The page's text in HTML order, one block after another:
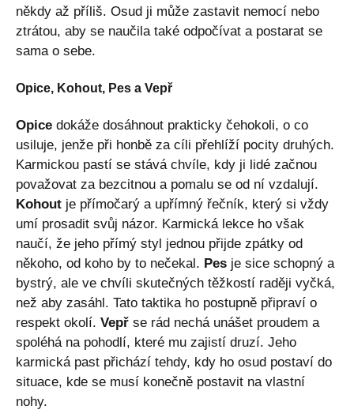
někdy až příliš. Osud ji může zastavit nemocí nebo
ztrátou, aby se naučila také odpočívat a postarat se
sama o sebe.
Opice, Kohout, Pes a Vepř
Opice dokáže dosáhnout prakticky čehokoli, o co
usiluje, jenže při honbě za cíli přehlíží pocity druhých.
Karmickou pastí se stává chvíle, kdy ji lidé začnou
považovat za bezcitnou a pomalu se od ní vzdalují.
Kohout je přímočarý a upřímný řečník, který si vždy
umí prosadit svůj názor. Karmická lekce ho však
naučí, že jeho přímý styl jednou přijde zpátky od
někoho, od koho by to nečekal. Pes je sice schopný a
bystrý, ale ve chvíli skutečných těžkostí raději vyčká,
než aby zasáhl. Tato taktika ho postupně připraví o
respekt okolí. Vepř se rád nechá unášet proudem a
spoléhá na pohodlí, které mu zajistí druzí. Jeho
karmická past přichází tehdy, kdy ho osud postaví do
situace, kde se musí konečně postavit na vlastní
nohy.